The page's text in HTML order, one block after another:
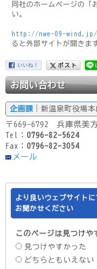
同社のホームページの「
い。
http://nwe-09-wind.jp/
ると外部サイトが開きま
お問い合わせ
企画課 ｜新温泉町役場
〒669-6792 兵庫県美
Tel：0796-82-5624
Fax：0796-82-3054
メール
より良いウェブサイト
お聞かせください
このページは見つけや
見つけやすかった
どちらともいえない